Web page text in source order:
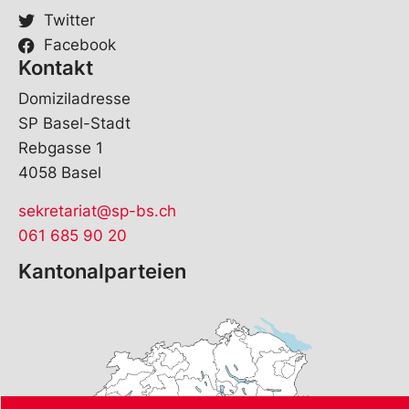
Twitter
Facebook
Kontakt
Domiziladresse
SP Basel-Stadt
Rebgasse 1
4058 Basel
sekretariat@sp-bs.ch
061 685 90 20
Kantonalparteien